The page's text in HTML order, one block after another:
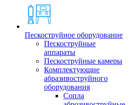
Пескоструйное оборудование
Пескоструйные
аппараты
Пескоструйные камеры
Комплектующие
абразивоструйного
оборудования
Сопла